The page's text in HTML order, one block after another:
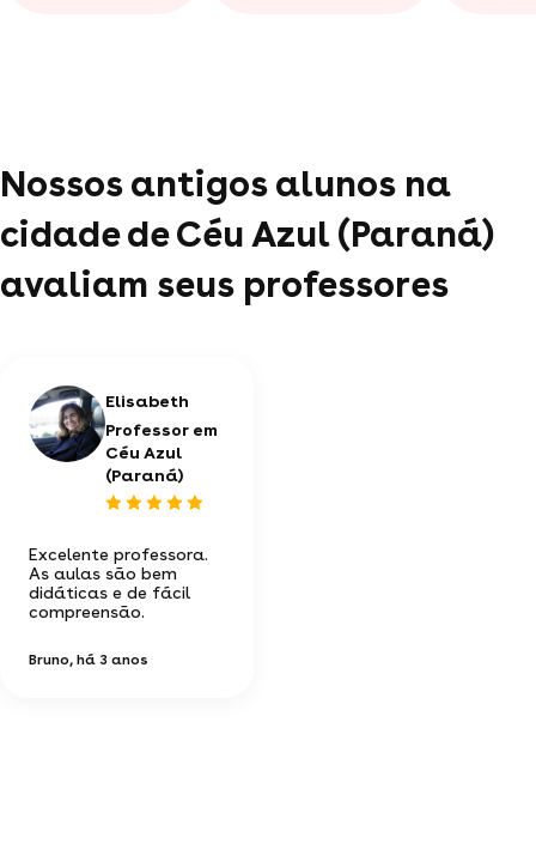
Nossos antigos alunos na
cidade de Céu Azul (Paraná)
avaliam seus professores
Elisabeth
Professor em
Céu Azul
(Paraná)
Excelente professora.
As aulas são bem
didáticas e de fácil
compreensão.
Bruno, há 3 anos